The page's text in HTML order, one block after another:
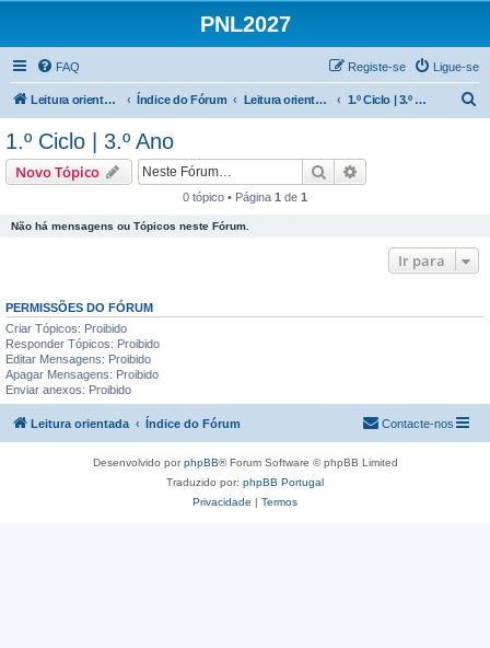
PNL2027
FAQ Ligue-se
Registe-se
Leitura orientada Índice do Fórum Leitura orientada | 1.º e 2.º Ciclos 1.º Ciclo | 3.º Ano
1.º Ciclo | 3.º Ano
Novo Tópico Pesquisar
0 tópico • Página 1 de 1
Não há mensagens ou Tópicos neste Fórum.
Ir para
PERMISSÕES DO FÓRUM
Criar Tópicos: Proibido
Responder Tópicos: Proibido
Editar Mensagens: Proibido
Apagar Mensagens: Proibido
Enviar anexos: Proibido
Leitura orientada Índice do Fórum Contacte-nos
Desenvolvido porphpBB® Forum Software © phpBB Limited
Traduzido por: phpBB Portugal
Privacidade | Termos